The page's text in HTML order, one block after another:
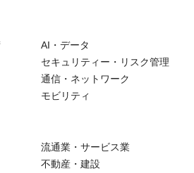
AI・データ
セキュリティー・リスク管理
通信・ネットワーク
モビリティ
流通業・サービス業
不動産・建設